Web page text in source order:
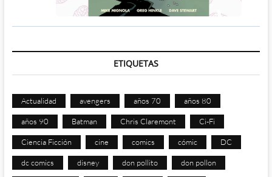
ETIQUETAS
Actualidad avengers años 70 años 80
años 90 Batman Chris Claremont Ci-Fi
Ciencia Ficción cine comics cómic DC
dc comics disney don pollito don pollon